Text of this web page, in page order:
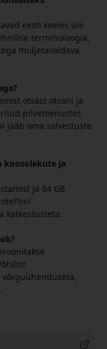
eesti keeles üle
terminoloogia,
muljetavaldava
otsast otsani ja
pilveteenustes
jääb oma salvestuste
koosolekute ja
ja 64 GB
katkestusteta.